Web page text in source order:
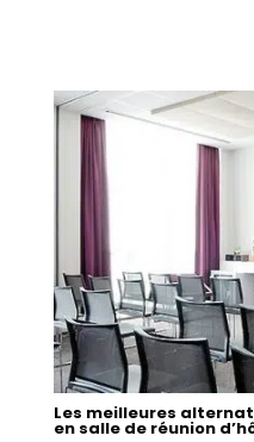
Les meilleures
en salle de réunion